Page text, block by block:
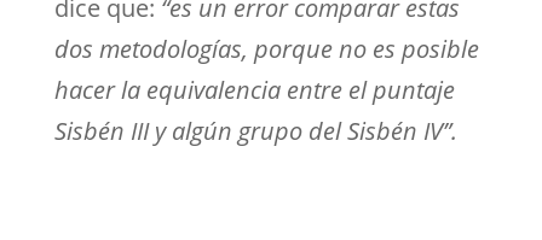
dice que: “es un error comparar estas
dos metodologías, porque no es posible
hacer la equivalencia entre el puntaje
Sisbén III y algún grupo del Sisbén IV”.